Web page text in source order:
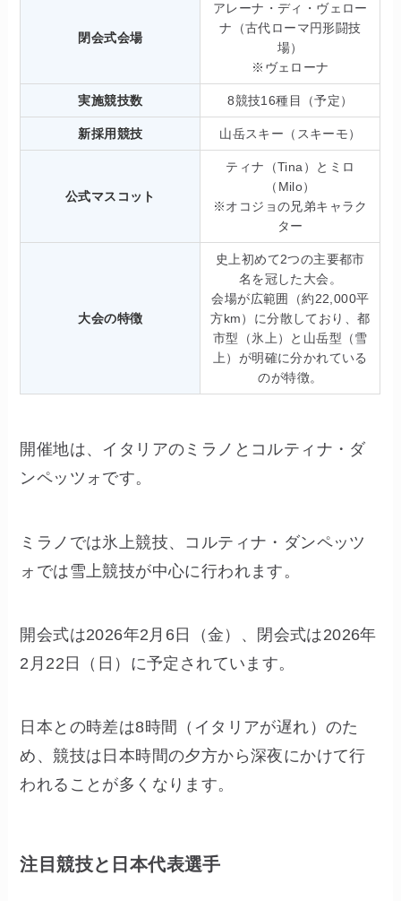
閉会式会場
アレーナ・ディ・ヴェロー
ナ（古代ローマ円形闘技
場）
※ヴェローナ
実施競技数 8競技16種目（予定）
新採用競技 山岳スキー（スキーモ）
公式マスコット
ティナ（Tina）とミロ
（Milo）
※オコジョの兄弟キャラク
ター
大会の特徴
史上初めて2つの主要都市
名を冠した大会。
会場が広範囲（約22,000平
方km）に分散しており、都
市型（氷上）と山岳型（雪
上）が明確に分かれている
のが特徴。
開催地は、イタリアのミラノとコルティナ・ダ
ンペッツォです。
ミラノでは氷上競技、コルティナ・ダンペッツ
ォでは雪上競技が中心に行われます。
開会式は2026年2月6日（金）、閉会式は2026年
2月22日（日）に予定されています。
日本との時差は8時間（イタリアが遅れ）のた
め、競技は日本時間の夕方から深夜にかけて行
われることが多くなります。
注目競技と日本代表選手